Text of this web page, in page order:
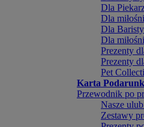
Dla
Dla
Dla Baristy
Dla
Prezenty
Prezenty
Pet
Karta
Przewodnik po
Nasze
Zestawy